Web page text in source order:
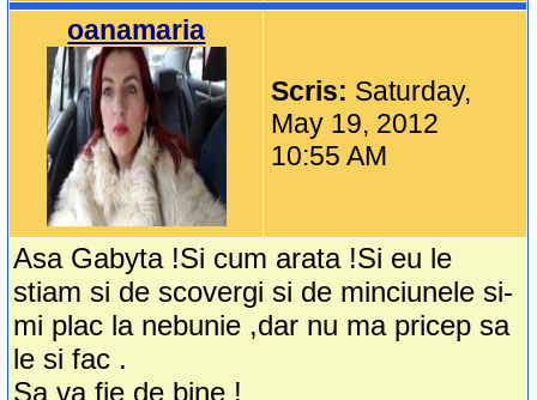
oanamaria
Scris: Saturday,
May 19, 2012
10:55 AM
Asa Gabyta !Si cum arata !Si eu le
stiam si de scovergi si de minciunele si-
mi plac la nebunie ,dar nu ma pricep sa
le si fac .
Sa va fie de bine !